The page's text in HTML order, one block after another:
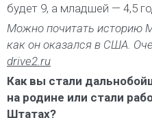
будет 9, а младшей — 4,5
Можно почитать историю
как он оказался в США.
drive2.ru
Как вы стали
на родине или стали
Штатах?